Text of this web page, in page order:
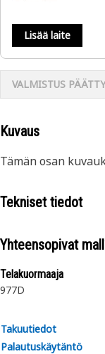
Lisää laite
VALMISTUS
Kuvaus
Tämän osan
Tekniset tiedot
Yhteensopivat
Telakuormaaja
977D
Takuutiedot
Palautuskäytäntö